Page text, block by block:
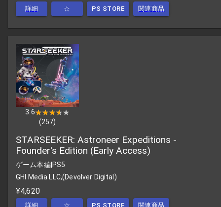
詳細 ☆ PS STORE 関連商品
3.6★★★★★
★★★★★
(257)
STARSEEKER: Astroneer Expeditions -
Founder's Edition (Early Access)
ゲーム本編| PS5
GHI Media LLC,(Devolver Digital)
¥4,620
詳細 ☆ PS STORE 関連商品